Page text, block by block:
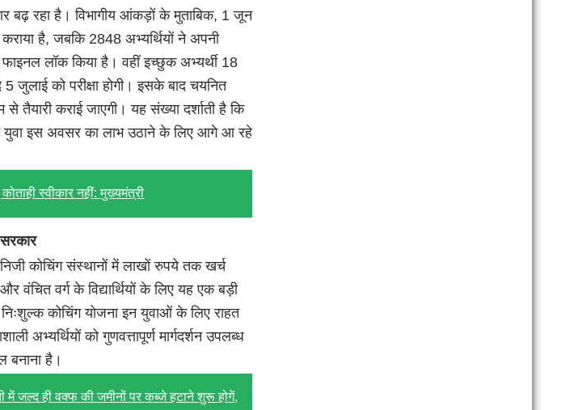
बढ़ रहा है। विभागीय आंकड़ों के मुताबिक, 1 जून
है, जबकि 2848 अभ्यर्थियों ने अपनी
लॉक किया है। वहीं इच्छुक अभ्यर्थी 18
को परीक्षा होगी। इसके बाद चयनित
तैयारी कराई जाएगी। यह संख्या दर्शाती है कि
युवा इस अवसर का लाभ उठाने के लिए आगे आ रहे
स्वीकार नहीं: मुख्यमंत्री
निजी कोचिंग संस्थानों में लाखों रुपये तक खर्च
वर्ग के विद्यार्थियों के लिए यह एक बड़ी
कोचिंग योजना इन युवाओं के लिए राहत
अभ्यर्थियों को गुणवत्तापूर्ण मार्गदर्शन उपलब्ध
बनाना है।
में जल्द ही वक्फ की जमीनों पर कब्जे हटाने शुरू होगें,